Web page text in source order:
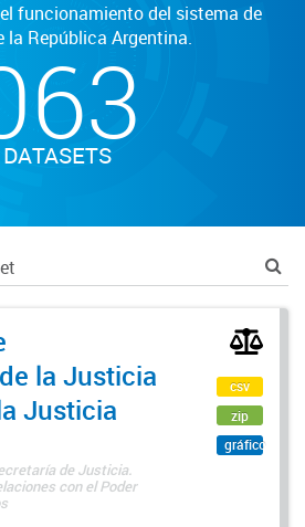
funcionamiento del sistema de
la República Argentina.
DATASETS
la Justicia
Justicia
de Justicia.
con el Poder
csv
zip
gráfico